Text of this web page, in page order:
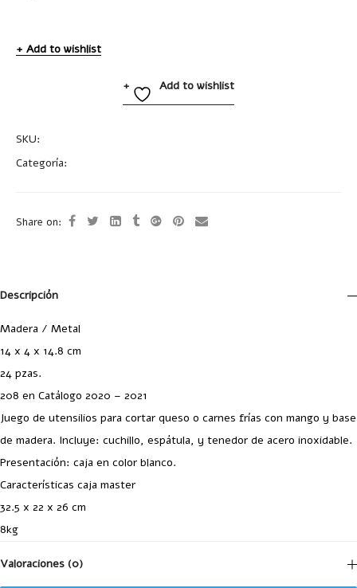
Add to wishlist
Add to wishlist
SKU:
Categoría:
Share on:
Descripción
Madera / Metal
14 x 4 x 14.8 cm
24 pzas.
208 en Catálogo 2020 – 2021
Juego de utensilios para cortar queso o carnes frías con mango y base
de madera. Incluye: cuchillo, espátula, y tenedor de acero inoxidable.
Presentación: caja en color blanco.
Características caja master
32.5 x 22 x 26 cm
8kg
Valoraciones (0)